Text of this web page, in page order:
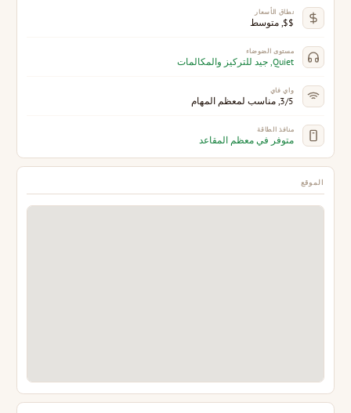
نطاق الأسعار
$$, متوسط
مستوى الضوضاء
Quiet, جيد للتركيز والمكالمات
واي فاي
3/5, مناسب لمعظم المهام
منافذ الطاقة
متوفر في معظم المقاعد
الموقع